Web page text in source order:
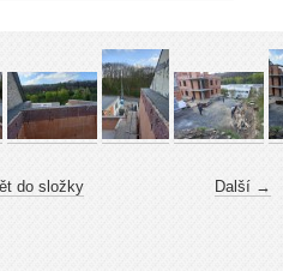
Další →
do složky